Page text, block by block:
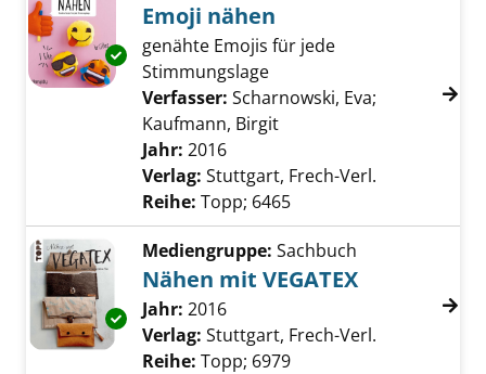
Exemplar-Details von Emoji nähen anzeigen
Emoji nähen
genähte Emojis für jede
Stimmungslage
Verfasser: Scharnowski, Eva;
Kaufmann, Birgit
Jahr: 2016
Verlag: Stuttgart, Frech-Verl.
Reihe: Topp; 6465
Exemplar-Details von Nähen mit VEGATEX
Mediengruppe: Sachbuch
Nähen mit VEGATEX
Suche nach diesem Verfasser
Jahr: 2016
Verlag: Stuttgart, Frech-Verl.
Reihe: Topp; 6979